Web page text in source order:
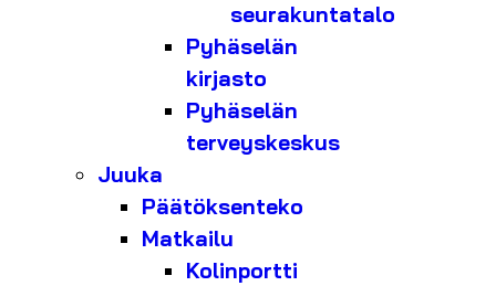
seurakuntatalo
Pyhäselän
kirjasto
Pyhäselän
terveyskeskus
Juuka
Päätöksenteko
Matkailu
Kolinportti